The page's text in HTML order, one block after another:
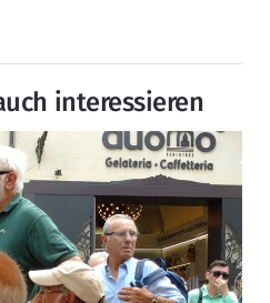
interessieren